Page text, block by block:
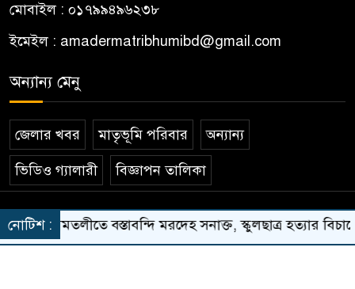
মোবাইল : ০১৭৯৯৪৯৬২৩৮
ইমেইল : amadermatribhumibd@gmail.com
অন্যান্য মেনু
জেলার খবর মাতৃভূমি পরিবার অন্যান্য
ভিডিও গ্যালারী বিজ্ঞাপন তালিকা
© All rights reserved © DailyAmaderMatribhumi
Theme Developed BYThemesBazar.Com
নোটিশ :আমতলীতে বস্তাবন্দি মরদেহ সনাক্ত, স্কুলছাত্র হত্যার